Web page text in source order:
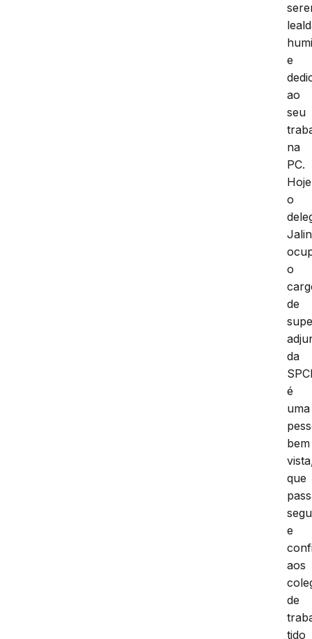
e
ao
seu
na
PC.
Hoje
o
o
de
da
é
uma
bem
que
e
aos
de
tido